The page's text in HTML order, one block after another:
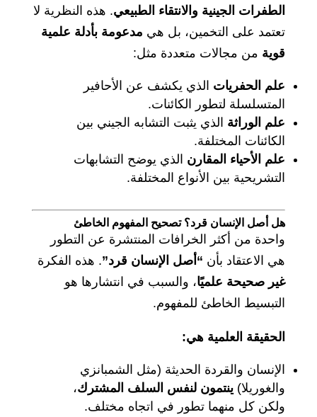
الطفرات الجينية والانتقاء الطبيعي. هذه النظرية لا
تعتمد على التخمين، بل هي مدعومة بأدلة علمية
قوية من مجالات متعددة مثل:
علم الحفريات الذي يكشف عن الأحافير
المتسلسلة لتطور الكائنات.
علم الوراثة الذي يثبت التشابه الجيني بين
الكائنات المختلفة.
علم الأحياء المقارن الذي يوضح التشابهات
التشريحية بين الأنواع المختلفة.
هل أصل الإنسان قرد؟ تصحيح المفهوم الخاطئ
واحدة من أكثر الخرافات المنتشرة عن التطور
هي الاعتقاد بأن “أصل الإنسان قرد”. هذه الفكرة
غير صحيحة علميًا، والسبب في انتشارها هو
التبسيط الخاطئ للمفهوم.
الحقيقة العلمية هي:
الإنسان والقردة الحديثة (مثل الشمبانزي
والغوريلا) ينتمون لنفس السلف المشترك،
ولكن كل منهما تطور في اتجاه مختلف.